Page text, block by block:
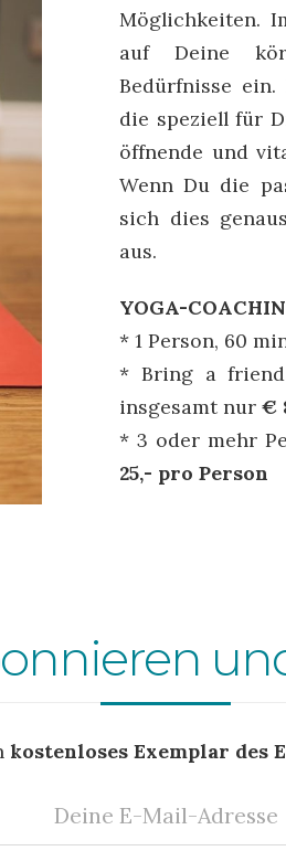
Möglichkeiten.
auf Deine
Bedürfnisse
die speziell für
öffnende und
Wenn Du die
sich dies
aus.
YOGA-
* 1 Person, 60
* Bring a
insgesamt nur€
* 3 oder mehr
25,- pro Person
kostenloses Exemplar des